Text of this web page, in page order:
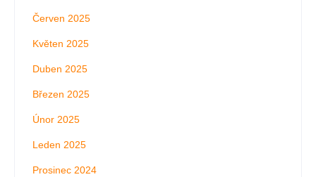
Červen 2025
Květen 2025
Duben 2025
Březen 2025
Únor 2025
Leden 2025
Prosinec 2024